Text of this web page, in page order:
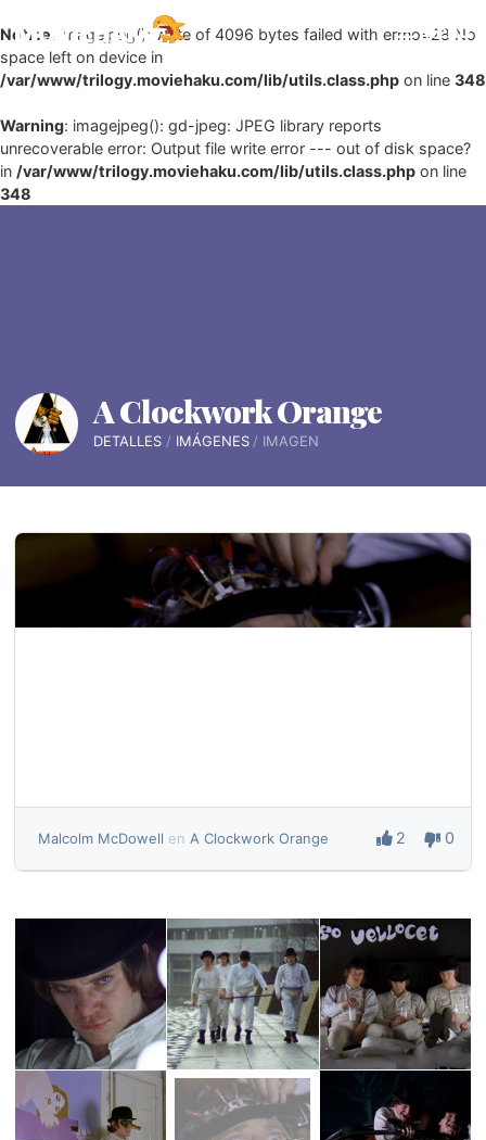
Notice : imagejpeg(): write of 4096 bytes failed with errno=28 No
space left on device in
/var/www/trilogy.moviehaku.com/lib/utils.class.php on line 348
Warning: imagejpeg(): gd-jpeg: JPEG library reports
unrecoverable error: Output file write error --- out of disk space?
in /var/www/trilogy.moviehaku.com/lib/utils.class.php on line
348
Menu
A Clockwork Orange
DETALLES IMÁGENES IMAGEN
Malcolm McDowell en A Clockwork Orange 2 0